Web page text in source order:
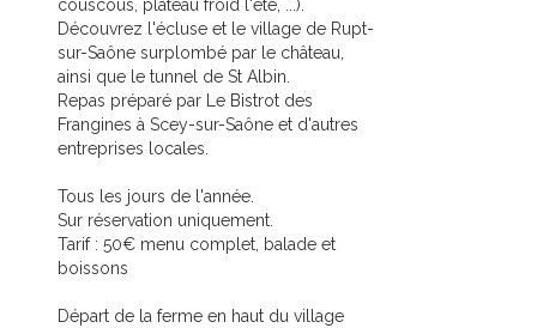
couscous, plateau froid l'été, ...).
Découvrez l'écluse et le village de Rupt-
sur-Saône surplombé par le château,
ainsi que le tunnel de St Albin.
Repas préparé par Le Bistrot des
Frangines à Scey-sur-Saône et d'autres
entreprises locales.
Tous les jours de l'année.
Sur réservation uniquement.
Tarif : 50€ menu complet, balade et
boissons
Départ de la ferme en haut du village